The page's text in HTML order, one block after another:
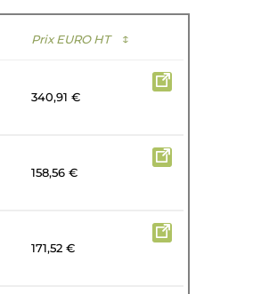
Prix EURO HT ↕
340,91 €
158,56 €
171,52 €